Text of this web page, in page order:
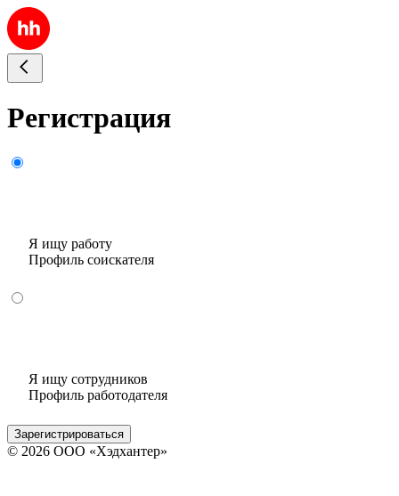
Регистрация
Я ищу работу
Профиль соискателя
Я ищу сотрудников
Профиль работодателя
Зарегистрироваться
© 2026 ООО «Хэдхантер»